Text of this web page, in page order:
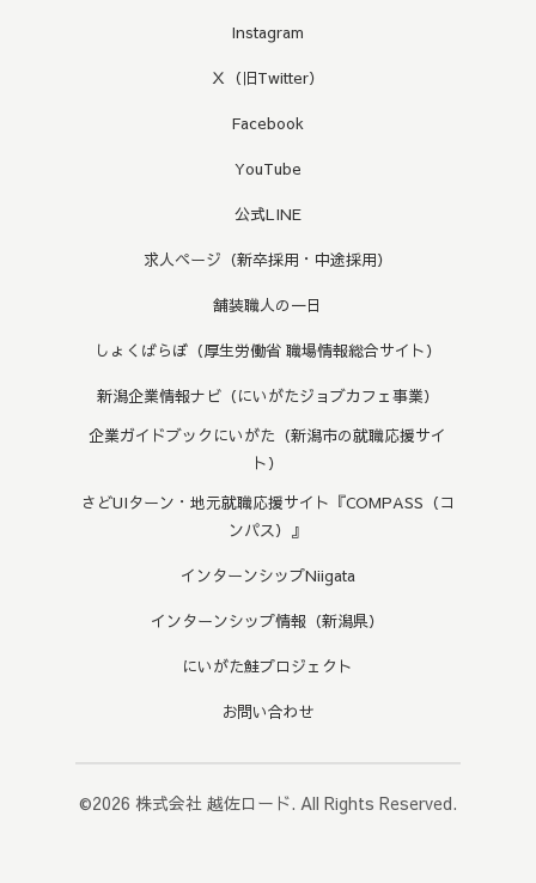
Instagram
Ｘ（旧Twitter）
Facebook
YouTube
公式LINE
求人ページ（新卒採用・中途採用）
舗装職人の一日
しょくばらぼ（厚生労働省 職場情報総合サイト）
新潟企業情報ナビ（にいがたジョブカフェ事業）
企業ガイドブックにいがた（新潟市の就職応援サイ
ト）
さどUIターン・地元就職応援サイト『COMPASS（コ
ンパス）』
インターンシップNiigata
インターンシップ情報（新潟県）
にいがた鮭プロジェクト
お問い合わせ
©2026 株式会社 越佐ロード. All Rights Reserved.